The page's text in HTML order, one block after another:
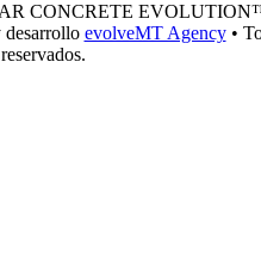
CONCRETE
evolveMT Agency•